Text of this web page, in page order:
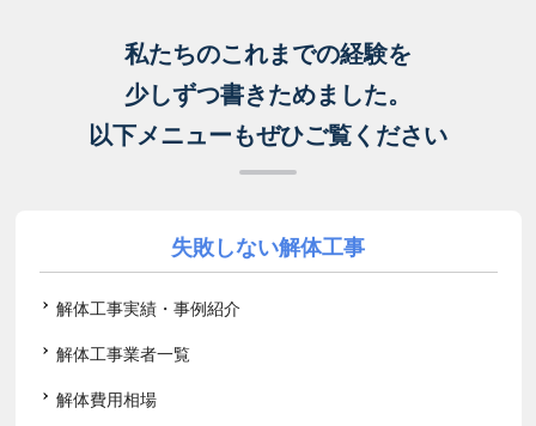
私たちのこれまでの経験を
少しずつ書きためました。
以下メニューもぜひご覧ください
失敗しない解体工事
解体工事実績・事例紹介
解体工事業者一覧
解体費用相場